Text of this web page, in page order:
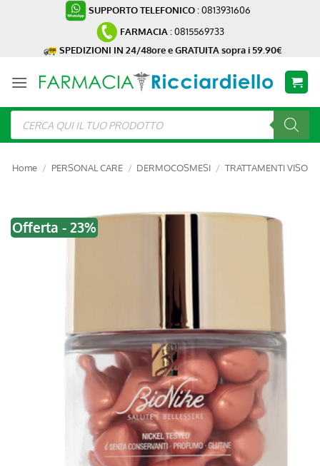
SUPPORTO TELEFONICO : 0813931606
FARMACIA : 0815569733
SPEDIZIONI IN 24/48ore e GRATUITA sopra i 59.90€
Ricerca
prodotti
Home / PERSONAL CARE / DERMOCOSMESI / TRATTAMENTI VISO
Offerta - 23%